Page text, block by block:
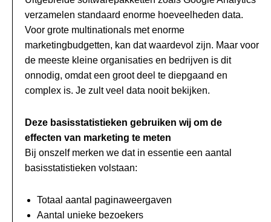
verzamelen standaard enorme hoeveelheden data.
Voor grote multinationals met enorme
marketingbudgetten, kan dat waardevol zijn. Maar voor
de meeste kleine organisaties en bedrijven is dit
onnodig, omdat een groot deel te diepgaand en
complex is. Je zult veel data nooit bekijken.
Deze basisstatistieken gebruiken wij om de
effecten van marketing te meten
Bij onszelf merken we dat in essentie een aantal
basisstatistieken volstaan:
Totaal aantal paginaweergaven
Aantal unieke bezoekers